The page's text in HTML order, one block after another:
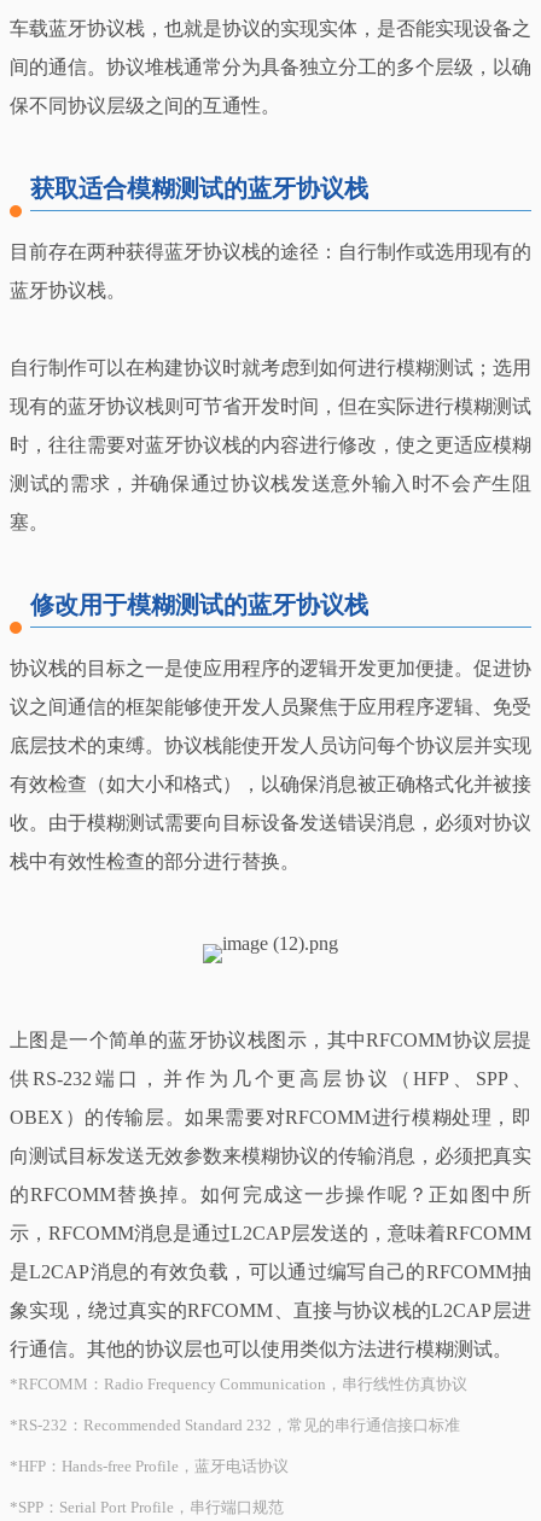
车载蓝牙协议栈，也就是协议的实现实体，是否能实现设备之
间的通信。协议堆栈通常分为具备独立分工的多个层级，以确
保不同协议层级之间的互通性。
获取适合模糊测试的蓝牙协议栈
目前存在两种获得蓝牙协议栈的途径：自行制作或选用现有的
蓝牙协议栈。
自行制作可以在构建协议时就考虑到如何进行模糊测试；选用
现有的蓝牙协议栈则可节省开发时间，但在实际进行模糊测试
时，往往需要对蓝牙协议栈的内容进行修改，使之更适应模糊
测试的需求，并确保通过协议栈发送意外输入时不会产生阻
塞。
修改用于模糊测试的蓝牙协议栈
协议栈的目标之一是使应用程序的逻辑开发更加便捷。促进协
议之间通信的框架能够使开发人员聚焦于应用程序逻辑、免受
底层技术的束缚。协议栈能使开发人员访问每个协议层并实现
有效检查（如大小和格式），以确保消息被正确格式化并被接
收。由于模糊测试需要向目标设备发送错误消息，必须对协议
栈中有效性检查的部分进行替换。
上图是一个简单的蓝牙协议栈图示，其中RFCOMM协议层提
供RS-232端口，并作为几个更高层协议（HFP、SPP、
OBEX）的传输层。如果需要对RFCOMM进行模糊处理，即
向测试目标发送无效参数来模糊协议的传输消息，必须把真实
的RFCOMM替换掉。如何完成这一步操作呢？正如图中所
示，RFCOMM消息是通过L2CAP层发送的，意味着RFCOMM
是L2CAP消息的有效负载，可以通过编写自己的RFCOMM抽
象实现，绕过真实的RFCOMM、直接与协议栈的L2CAP层进
行通信。其他的协议层也可以使用类似方法进行模糊测试。
*RFCOMM：Radio Frequency Communication，串行线性仿真协议
*RS-232：Recommended Standard 232，常见的串行通信接口标准
*HFP：Hands-free Profile，蓝牙电话协议
*SPP：Serial Port Profile，串行端口规范